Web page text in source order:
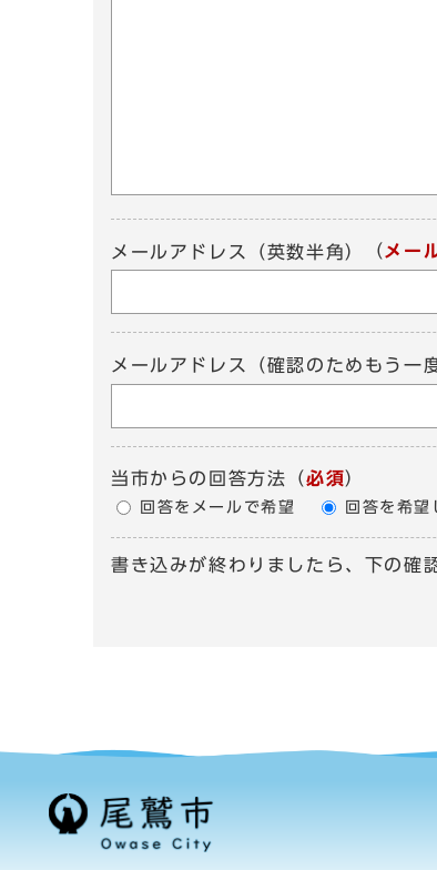
メールアドレス（英数半角） （ メー
メールアドレス（確認のためもう一
当市からの回答方法 （必須）
回答をメールで希望 回答を希望
書き込みが終わりましたら、下の確